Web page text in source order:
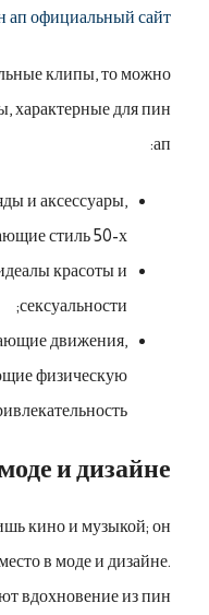
ап официальный сайт
клипы, то можно
характерные для пин
ап:
и аксессуары,
стиль 50-х;
красоты и
сексуальности;
движения,
физическую
и дизайне
кино и музыкой; он
в моде и дизайне.
вдохновение из пин